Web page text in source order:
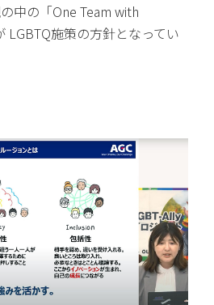
中の「One Team with
LGBTQ施策の方針となってい